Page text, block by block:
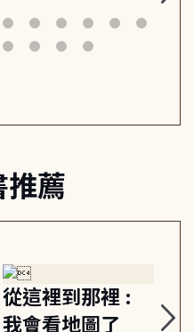
建立教養的安定
節奏 22個行動練
推薦
從這裡到那裡 :
我會看地圖了
美